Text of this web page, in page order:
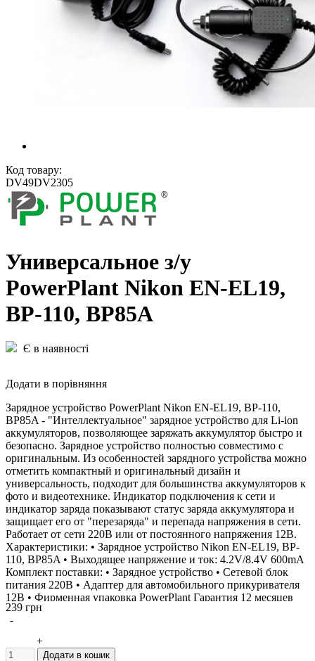
Код товару:
DV49DV2305
Универсальное з/у
PowerPlant Nikon EN-EL19,
BP-110, BP85A
Є в наявності
Додати в порівняння
Зарядное устройство PowerPlant Nikon EN-EL19, BP-110,
BP85A - "Интеллектуальное" зарядное устройство для Li-ion
аккумуляторов, позволяющее заряжать аккумулятор быстро и
безопасно. Зарядное устройство полностью совместимо с
оригинальным. Из особенностей зарядного устройства можно
отметить компактный и оригинальный дизайн и
универсальность, подходит для большинства аккумуляторов к
фото и видеотехнике. Индикатор подключения к сети и
индикатор заряда показывают статус заряда аккумулятора и
защищает его от "перезаряда" и перепада напряжения в сети.
Работает от сети 220В или от постоянного напряжения 12В.
Характеристики: • Зарядное устройство Nikon EN-EL19, BP-
110, BP85A • Выходящее напряжение и ток: 4.2V/8.4V 600mA
Комплект поставки: • Зарядное устройство • Сетевой блок
питания 220В • Адаптер для автомобильного прикуривателя
12В • Фирменная упаковка PowerPlant Гарантия 12 месяцев
Производитель: PowerPlant Зарядное устройство можно
использовать вместо: Данное зарядное устройство заряжает
аккумуляторы: Nikon EN-EL19 Canon BP-110 Samsung BP85A
Panasonic BCK7 Casio NP-130
239 грн
-
+
Додати в кошик